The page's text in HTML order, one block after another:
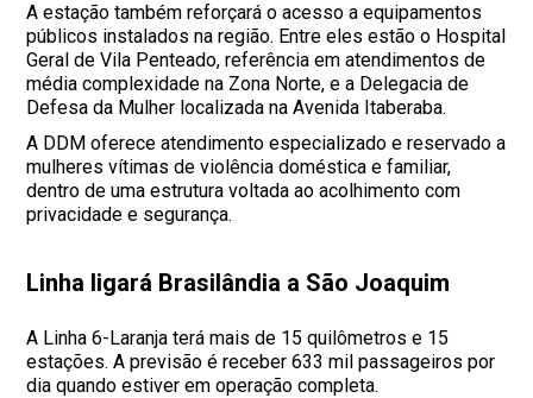
A estação também reforçará o acesso a equipamentos
públicos instalados na região. Entre eles estão o Hospital
Geral de Vila Penteado, referência em atendimentos de
média complexidade na Zona Norte, e a Delegacia de
Defesa da Mulher localizada na Avenida Itaberaba.
A DDM oferece atendimento especializado e reservado a
mulheres vítimas de violência doméstica e familiar,
dentro de uma estrutura voltada ao acolhimento com
privacidade e segurança.
Linha ligará Brasilândia a São Joaquim
A Linha 6-Laranja terá mais de 15 quilômetros e 15
estações. A previsão é receber 633 mil passageiros por
dia quando estiver em operação completa.